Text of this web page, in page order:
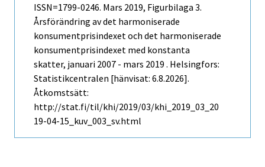
ISSN=1799-0246. Mars 2019, Figurbilaga 3.
Årsförändring av det harmoniserade
konsumentprisindexet och det harmoniserade
konsumentprisindexet med konstanta
skatter, januari 2007 - mars 2019 . Helsingfors:
Statistikcentralen [hänvisat: 6.8.2026].
Åtkomstsätt:
http://stat.fi/til/khi/2019/03/khi_2019_03_20
19-04-15_kuv_003_sv.html